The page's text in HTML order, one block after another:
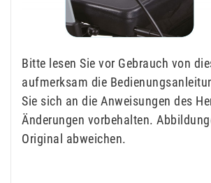
Bitte lesen Sie vor Gebrauch von
aufmerksam die
Sie sich an die Anweisungen des
Änderungen vorbehalten.
Original abweichen.